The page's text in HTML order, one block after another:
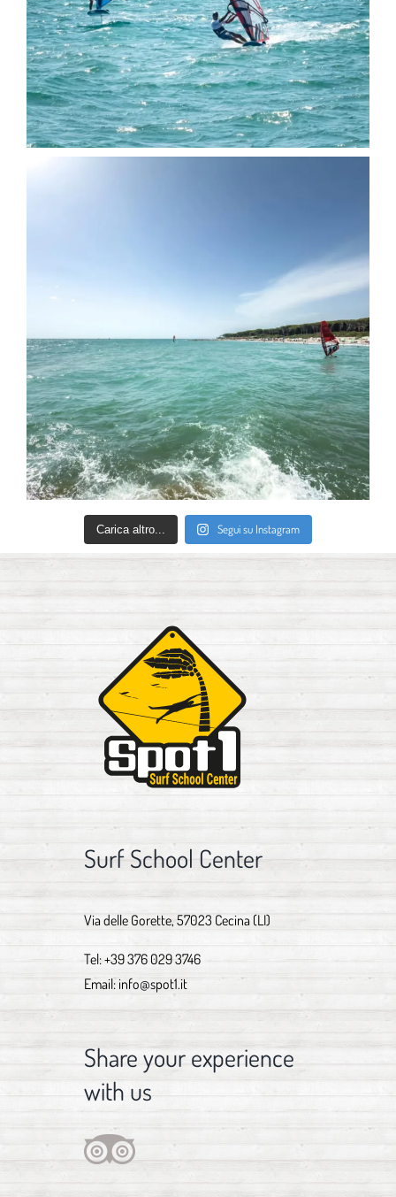
Carica altro... Segui su Instagram
Surf School Center
Via delle Gorette, 57023 Cecina (LI)
Tel:+39 376 029 3746
Email: info@spot1.it
Share your experience
with us